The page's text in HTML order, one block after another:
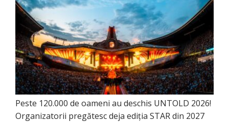
Peste 120.000 de oameni au deschis UNTOLD 2026!
Organizatorii pregătesc deja ediția STAR din 2027